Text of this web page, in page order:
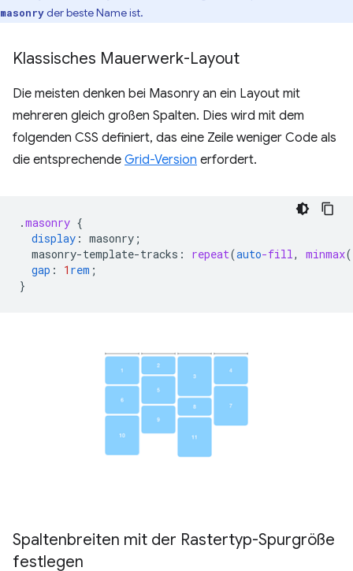
masonryder beste Name ist.
Klassisches Mauerwerk-Layout
Die meisten denken bei Masonry an ein Layout mit
mehreren gleich großen Spalten. Dies wird mit dem
folgenden CSS definiert, das eine Zeile weniger Code als
die entsprechende Grid-Version erfordert.
.masonry {
display : masonry ;
masonry-template-tracks : repeat(auto-fill, minmax(
gap : 1 rem ;
}
Spaltenbreiten mit der Rastertyp-Spurgröße
festlegen